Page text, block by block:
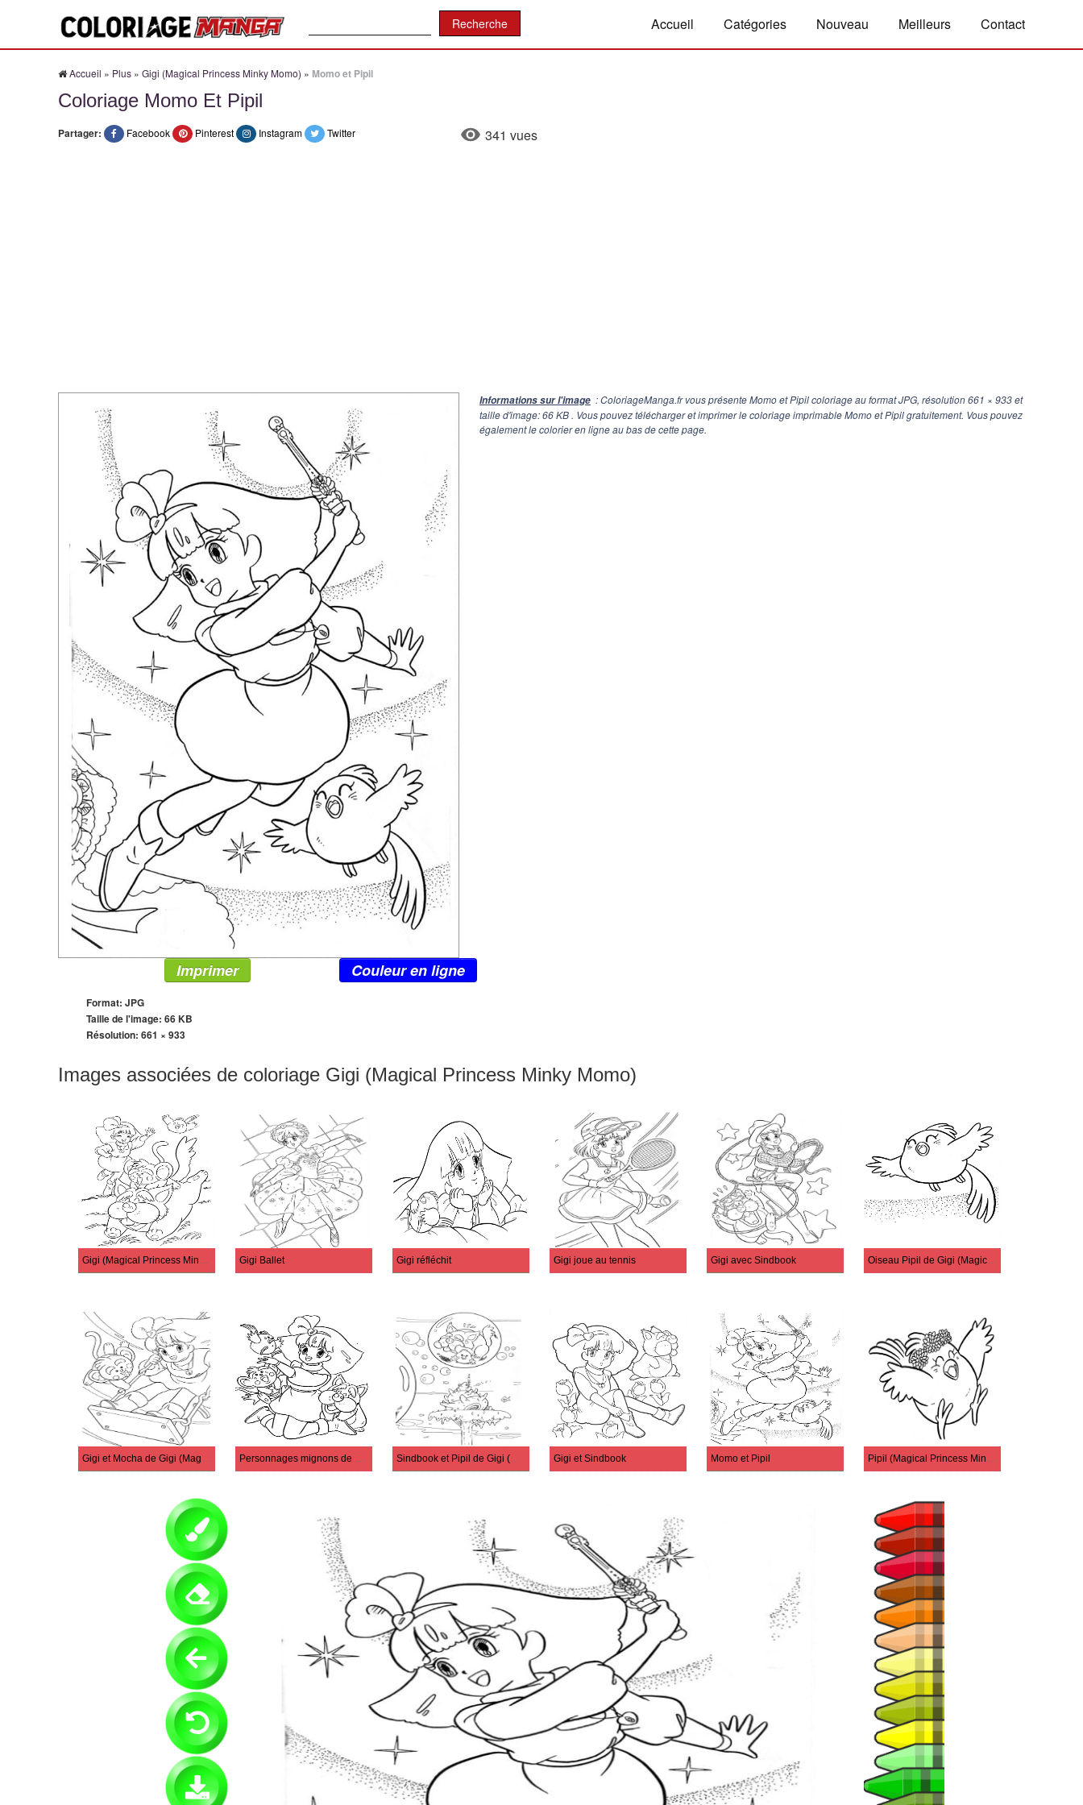
Accueil Catégories Nouveau Meilleurs Contact
Accueil » Plus » Gigi (Magical Princess Minky Momo) » Momo et Pipil
Coloriage Momo Et Pipil
Partager: Facebook Pinterest Instagram Twitter 341 vues
Informations sur l'image : ColoriageManga.fr vous présente Momo et Pipil coloriage au format JPG, résolution661 × 933et
taille d'image: 66 KB . Vous pouvez télécharger et imprimer le coloriage imprimable Momo et Pipil gratuitement. Vous pouvez
également le colorier en ligne au bas de cette page.
Imprimer Couleur en ligne
Format: JPG
Taille de l'image: 66 KB
Résolution: 661 × 933
Images associées de coloriage Gigi (Magical Princess Minky Momo)
Gigi (Magical Princess Minky Momo) Personnages Gigi Ballet Gigi réfléchit Gigi joue au tennis Gigi avec Sindbook Oiseau Pipil de Gigi (Magical Princess Minky Momo)
Gigi et Mocha de Gigi (Magical Princess Minky Momo) Personnages mignons de Gigi (Magical Princess Minky Momo) Sindbook et Pipil de Gigi (Magical Princess Minky Momo) Gigi et Sindbook Momo et Pipil Pipil (Magical Princess Minky Momo)